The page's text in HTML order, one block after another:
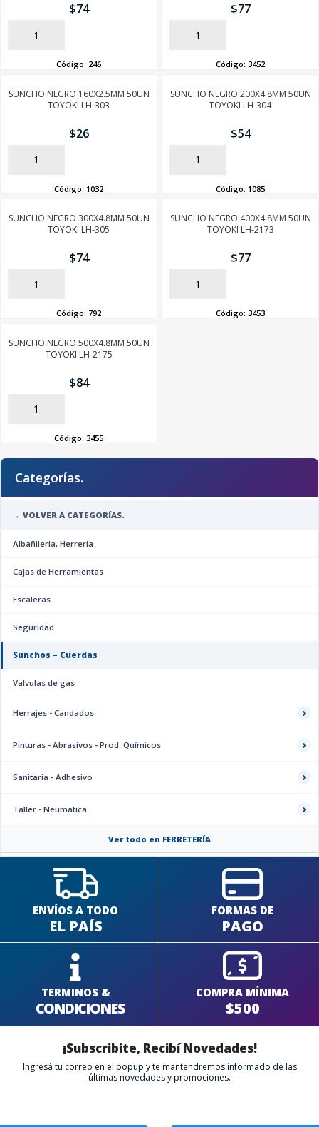
Categorías.
←VOLVER A CATEGORÍAS.
Albañileria, Herreria
Cajas de Herramientas
Escaleras
Seguridad
Sunchos – Cuerdas
Valvulas de gas
Herrajes - Candados
Pinturas - Abrasivos - Prod. Químicos
Sanitaria - Adhesivo
Taller - Neumática
Ver todo en FERRETERÍA
$74
AÑADIR
Código: 246
$77
AÑADIR
Código: 3452
SUNCHO NEGRO 160X2.5MM 50UN
TOYOKI LH-303
$26
AÑADIR
Código: 1032
SUNCHO NEGRO 200X4.8MM 50UN
TOYOKI LH-304
$54
AÑADIR
Código: 1085
SUNCHO NEGRO 300X4.8MM 50UN
TOYOKI LH-305
$74
AÑADIR
Código: 792
SUNCHO NEGRO 400X4.8MM 50UN
TOYOKI LH-2173
$77
AÑADIR
Código: 3453
SUNCHO NEGRO 500X4.8MM 50UN
TOYOKI LH-2175
$84
AÑADIR
Código: 3455
ENVÍOS A TODO
EL PAÍS
FORMAS DE
PAGO
TERMINOS &
CONDICIONES
COMPRA MÍNIMA
$500
¡Subscribite, Recibí Novedades!
Ingresá tu correo en el popup y te mantendremos informado de las
últimas novedades y promociones.